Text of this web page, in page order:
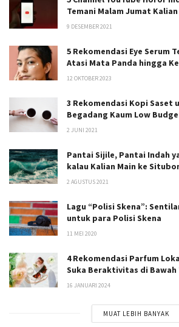
Temani Malam Jumat Kalian
9 DESEMBER 2021
5 Rekomendasi Eye Serum
Atasi Mata Panda hingga
12 OKTOBER 2023
3 Rekomendasi Kopi Saset
Begadang Kaum Low
2 JUNI 2021
Pantai Sijile, Pantai Indah
kalau Kalian Main ke
2 AGUSTUS 2021
Lagu “Polisi Skena”:
untuk para Polisi Skena
11 MEI 2020
4 Rekomendasi Parfum
Suka Beraktivitas di
16 JANUARI 2024
MUAT LEBIH BANYAK